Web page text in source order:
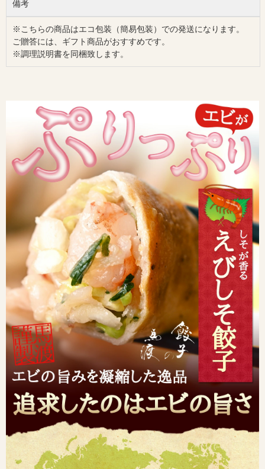
備考
※こちらの商品はエコ包装（簡易包装）での発送になります。
ご贈答には、ギフト商品がおすすめです。
※調理説明書を同梱致します。